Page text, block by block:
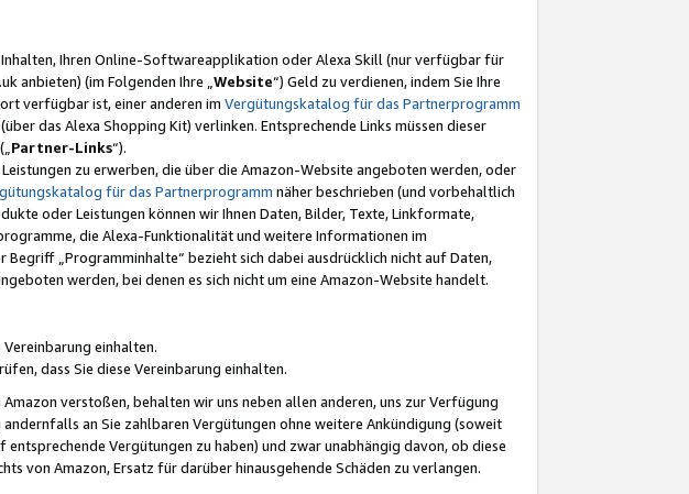
Ihren Online-Softwareapplikation oder Alexa Skill (nur verfügbar für
anbieten) (im Folgenden Ihre „ Website“) Geld zu verdienen, indem Sie Ihre
verfügbar ist, einer anderen im Vergütungskatalog für das Partnerprogramm
das Alexa Shopping Kit) verlinken. Entsprechende Links müssen dieser
Partner-Links“).
zu erwerben, die über die Amazon-Website angeboten werden, oder
für das Partnerprogramm näher beschrieben (und vorbehaltlich
oder Leistungen können wir Ihnen Daten, Bilder, Texte, Linkformate,
die Alexa-Funktionalität und weitere Informationen im
Begriff „Programminhalte“ bezieht sich dabei ausdrücklich nicht auf Daten,
werden, bei denen es sich nicht um eine Amazon-Website handelt.
einhalten.
dass Sie diese Vereinbarung einhalten.
verstoßen, behalten wir uns neben allen anderen, uns zur Verfügung
an Sie zahlbaren Vergütungen ohne weitere Ankündigung (soweit
Vergütungen zu haben) und zwar unabhängig davon, ob diese
von Amazon, Ersatz für darüber hinausgehende Schäden zu verlangen.